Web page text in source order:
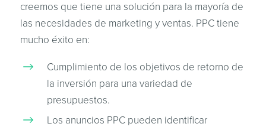
creemos que tiene una solución para la mayoría de
las necesidades de marketing y ventas. PPC tiene
mucho éxito en:
Cumplimiento de los objetivos de retorno de
la inversión para una variedad de
presupuestos.
Los anuncios PPC pueden identificar